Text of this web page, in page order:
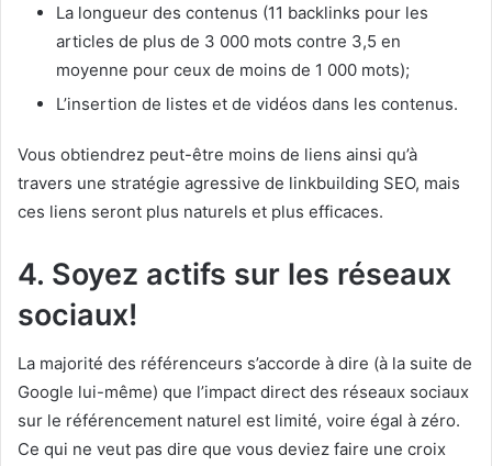
La longueur des contenus (11 backlinks pour les
articles de plus de 3 000 mots contre 3,5 en
moyenne pour ceux de moins de 1 000 mots);
L’insertion de listes et de vidéos dans les contenus.
Vous obtiendrez peut-être moins de liens ainsi qu’à
travers une stratégie agressive de linkbuilding SEO, mais
ces liens seront plus naturels et plus efficaces.
4. Soyez actifs sur les réseaux
sociaux!
La majorité des référenceurs s’accorde à dire (à la suite de
Google lui-même) que l’impact direct des réseaux sociaux
sur le référencement naturel est limité, voire égal à zéro.
Ce qui ne veut pas dire que vous deviez faire une croix